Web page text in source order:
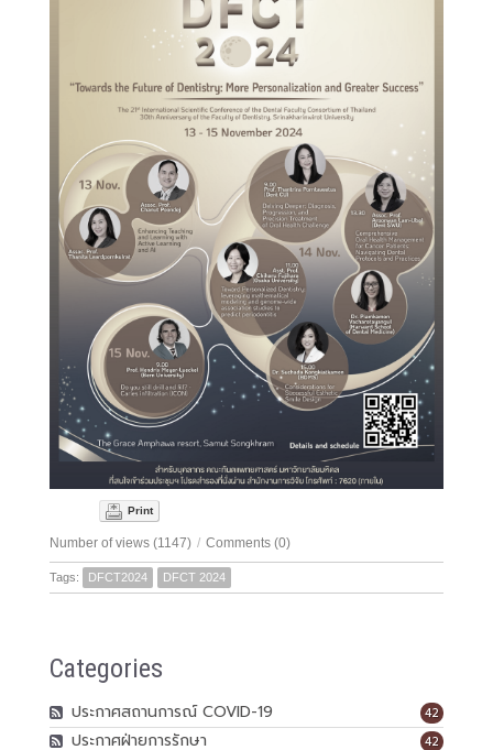
Print
Number of views (1147) / Comments (0)
Tags: DFCT2024 DFCT 2024
Categories
42
ประกาศสถานการณ์ COVID-19
42
ประกาศฝ่ายการรักษา